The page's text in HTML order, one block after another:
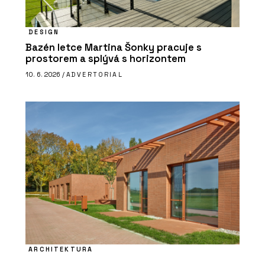
DESIGN
Bazén letce Martina Šonky pracuje s
prostorem a splývá s horizontem
10. 6. 2026 / ADVERTORIAL
ARCHITEKTURA